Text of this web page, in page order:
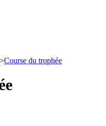
>Course du trophée